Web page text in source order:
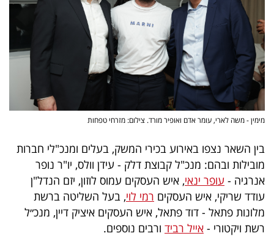
שיתופי
פעולה
דרושים
מייל
אדום
מימין - משה לארי, עומר אדם ואופיר מורד. צילום: מזרחי טפחות
בין השאר נצפו באירוע בכירי המשק, בעלים ומנכ"לי חברות
מובילות ובהם: מנכ"ל קבוצת דלק - עידן וולס, יו"ר נופר
אנרגיה - עופר ינאי, איש העסקים עמוס לוזון, יזם הנדל"ן
עודד שריקי, איש העסקים רמי לוי, בעל השליטה ברשת
מלונות פתאל - דוד פתאל, איש העסקים איציק דיין, מנכ״ל
רשת ויקטורי - אייל רביד ורבים נוספים.